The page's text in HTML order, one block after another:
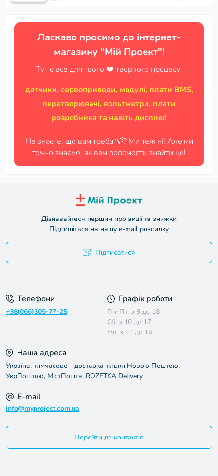
Ласкаво просимо до інтернет-
магазину "Мій Проект"!
Тут є все для твого ❤️ творчого процесу:
датчики, сервоприводи, модулі, плати BMS,
перетворювачі, вольтметри, плати
розробника та навіть дисплеї!
Не знаєте, що вам треба 💡? Ми теж ні! Але ми
точно знаємо, як вам допомогти знайти це!
Дізнавайтеся першим про акції та знижки
Підпишіться на нашу e-mail розсилку
Підписатися
Телефони
+38(066)305-77-25
Графік роботи
Пн-Пт: з 9 до 18
Сб: з 10 до 17
Нд: з 11 до 16
Наша адреса
Україна, тимчасово - доставка тільки Новою Поштою,
УкрПоштою, МістПошта, ROZETKA Delivery
E-mail
info@myproject.com.ua
Перейти до контактів